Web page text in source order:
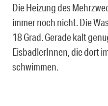
Die Heizung des
immer noch nicht. Die
18 Grad. Gerade kalt
EisbadlerInnen, die dort
schwimmen.